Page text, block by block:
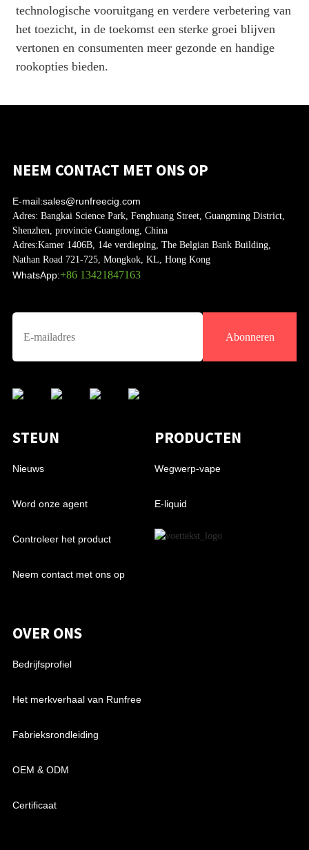
technologische vooruitgang en verdere verbetering van
het toezicht, in de toekomst een sterke groei blijven
vertonen en consumenten meer gezonde en handige
rookopties bieden.
NEEM CONTACT MET ONS OP
E-mail:sales@runfreecig.com
Adres: Bangkai Science Park, Fenghuang Street, Guangming District,
Shenzhen, provincie Guangdong, China
Adres:Kamer 1406B, 14e verdieping, The Belgian Bank Building,
Nathan Road 721-725, Mongkok, KL, Hong Kong
WhatsApp:+86 13421847163
Abonneren
STEUN
Nieuws
Word onze agent
Controleer het product
Neem contact met ons op
PRODUCTEN
Wegwerp-vape
E-liquid
OVER ONS
Bedrijfsprofiel
Het merkverhaal van Runfree
Fabrieksrondleiding
OEM & ODM
Certificaat